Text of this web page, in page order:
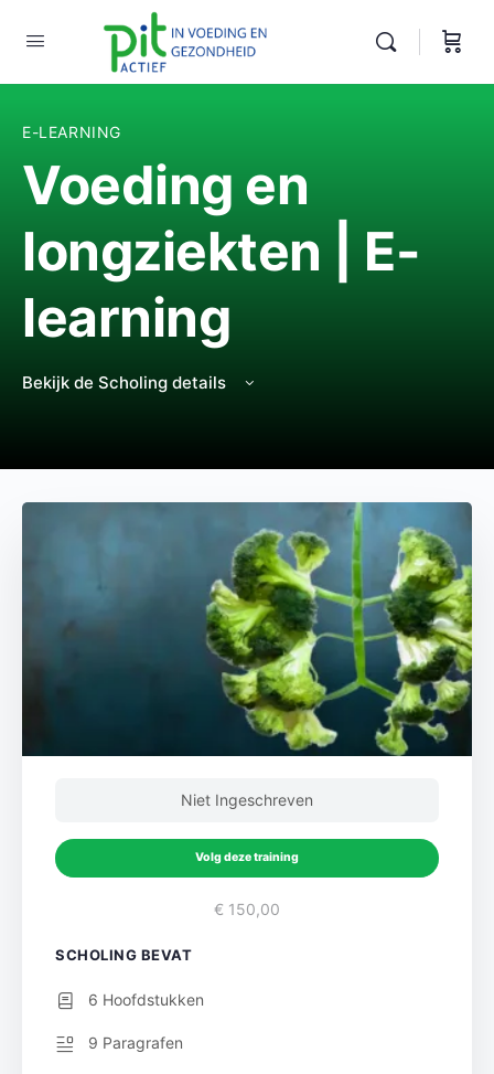
E-LEARNING
Voeding en
longziekten | E-
learning
Bekijk de Scholing details
Niet Ingeschreven
Volg deze training
€ 150,00
SCHOLING BEVAT
6 Hoofdstukken
9 Paragrafen